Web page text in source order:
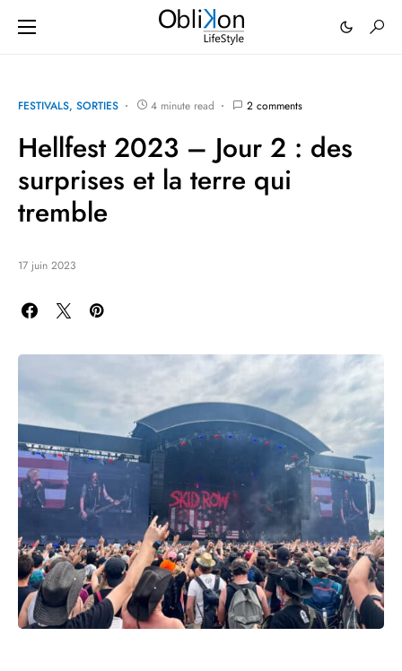
FESTIVALS SORTIES 4 minute read 2 comments
Hellfest 2023 – Jour 2 : des
surprises et la terre qui
tremble
17 juin 2023